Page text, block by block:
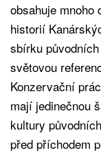
obsahuje
historií
sbírku
světovou
Konzervační
mají jedinečnou
kultury
před příchodem